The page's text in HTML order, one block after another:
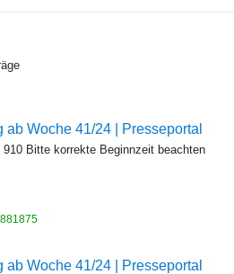
Woche 41/24 | Presseportal
Bitte korrekte Beginnzeit beachten
Woche 41/24 | Presseportal